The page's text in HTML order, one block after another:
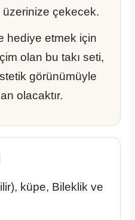
üzerinize çekecek.
hediye etmek için
olan bu takı seti,
görünümüyle
olacaktır.
küpe, Bileklik ve